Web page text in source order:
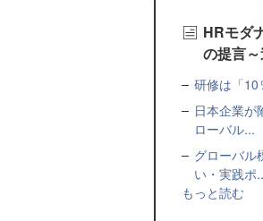
HRモダ
の提言
研修は「
日本企業
ローバル...
グローバル
い・実践ポ
もっと読む